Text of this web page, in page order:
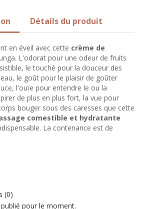
Détails du produit
en éveil avec cette crème de
L'odorat pour une odeur de fruits
le touché pour la douceur des
le goût pour le plaisir de goûter
l'ouïe pour entendre le ou la
de plus en plus fort, la vue pour
bouger sous des caresses que cette
comestible et hydratante
La contenance est de
(0)
pour le moment.